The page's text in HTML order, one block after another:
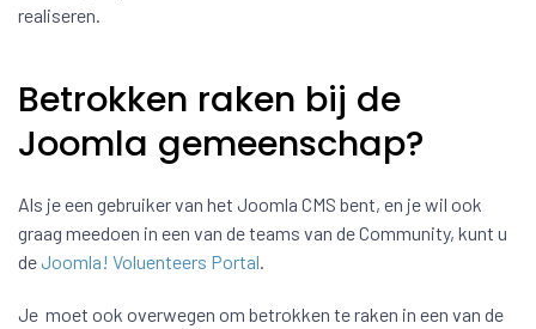
realiseren.
Betrokken raken bij de
Joomla gemeenschap?
Als je een gebruiker van het Joomla CMS bent, en je wil ook
graag meedoen in een van de teams van de Community, kunt u
deJoomla! Voluenteers Portal.
Je moet ook overwegen om betrokken te raken in een van de